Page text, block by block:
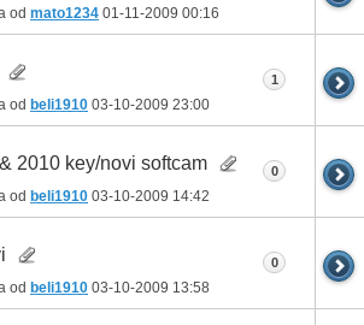
od mato1234 01-11-2009 00:16
od beli1910 03-10-2009 23:00
1
2010 key/novi softcam
od beli1910 03-10-2009 14:42
0
od beli1910 03-10-2009 13:58
0